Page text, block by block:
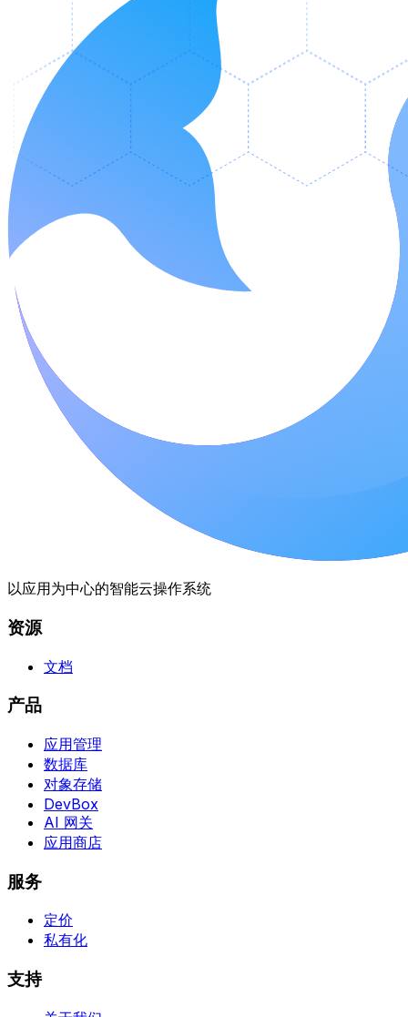
以应用为中心的智能云操作系统
资源
文档
产品
应用管理
数据库
对象存储
DevBox
AI 网关
应用商店
服务
定价
私有化
支持